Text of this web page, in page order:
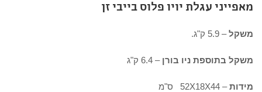
מאפייני עגלת יויו פלוס בייבי זן
משקל– 5.9 ק"ג.
משקל בתוספת ניו בורן – 6.4 ק"ג
מידות– 52X18X44 ס"מ